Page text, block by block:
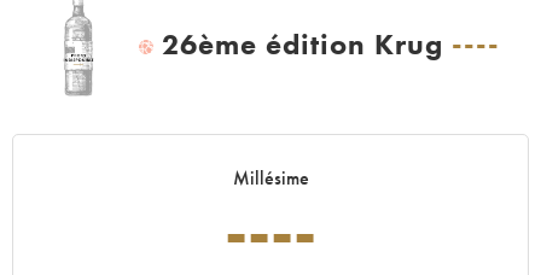
H 26ème édition Krug ----
Millésime
----